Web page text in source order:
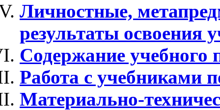
Личностные,
результаты освоения
Содержание учебного
Работа с учебниками
Материально-